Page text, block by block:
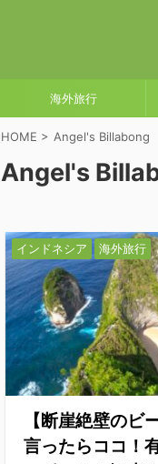
海外旅行
HOME > Angel's Billabong
Angel's
インドネシア 海外旅行
【断崖絶壁のビ
言ったらココ！